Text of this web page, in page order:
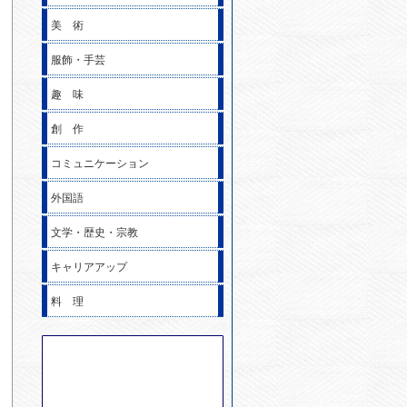
美 術
服飾・手芸
趣 味
創 作
コミュニケーション
外国語
文学・歴史・宗教
キャリアアップ
料 理